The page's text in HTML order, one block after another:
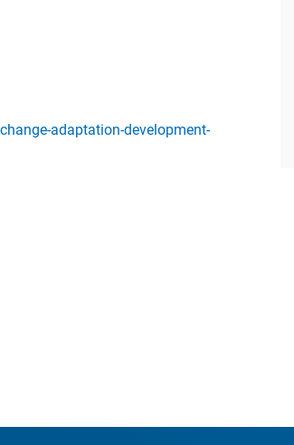
adaptation-development-